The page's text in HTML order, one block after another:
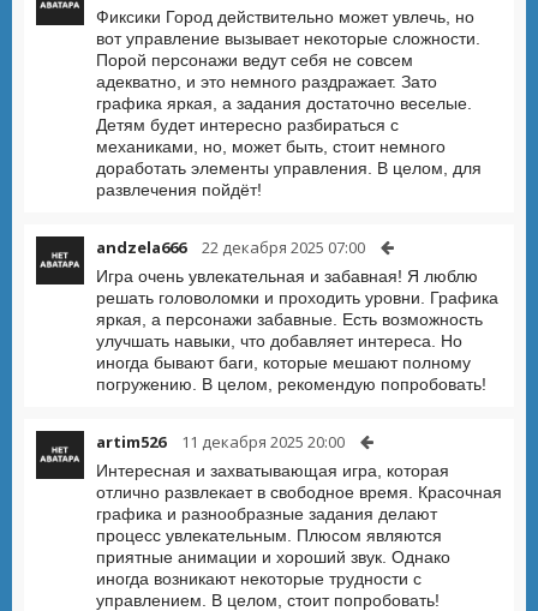
Фиксики Город действительно может увлечь, но
вот управление вызывает некоторые сложности.
Порой персонажи ведут себя не совсем
адекватно, и это немного раздражает. Зато
графика яркая, а задания достаточно веселые.
Детям будет интересно разбираться с
механиками, но, может быть, стоит немного
доработать элементы управления. В целом, для
развлечения пойдёт!
andzela666 22 декабря 2025 07:00
Игра очень увлекательная и забавная! Я люблю
решать головоломки и проходить уровни. Графика
яркая, а персонажи забавные. Есть возможность
улучшать навыки, что добавляет интереса. Но
иногда бывают баги, которые мешают полному
погружению. В целом, рекомендую попробовать!
artim526 11 декабря 2025 20:00
Интересная и захватывающая игра, которая
отлично развлекает в свободное время. Красочная
графика и разнообразные задания делают
процесс увлекательным. Плюсом являются
приятные анимации и хороший звук. Однако
иногда возникают некоторые трудности с
управлением. В целом, стоит попробовать!